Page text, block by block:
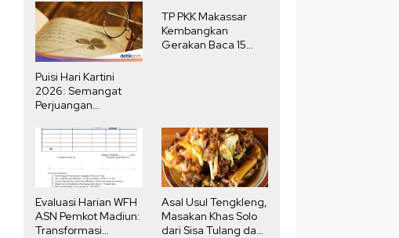
Puisi Hari Kartini
2026: Semangat
Perjuangan
Menginspirasi
TP PKK Makassar
Kembangkan
Gerakan Baca 15
Evaluasi Harian WFH
ASN Pemkot Madiun:
Transformasi
Asal Usul Tengkleng,
Masakan Khas Solo
dari Sisa Tulang dan